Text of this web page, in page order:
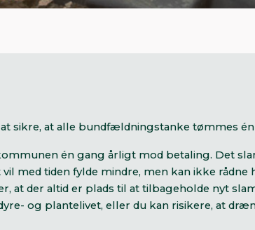
sikre, at alle bundfældningstanke tømmes
én gang årligt mod betaling. Det
med tiden fylde mindre, men kan ikke
at der altid er plads til at tilbageholde nyt
og plantelivet, eller du kan risikere, at